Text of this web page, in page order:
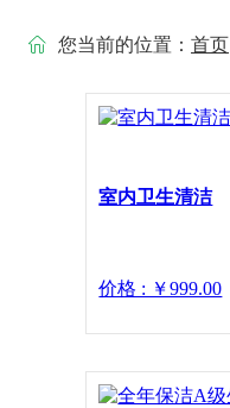
您当前的位置： 首页
室内卫生清洁
价格 : ￥999.00